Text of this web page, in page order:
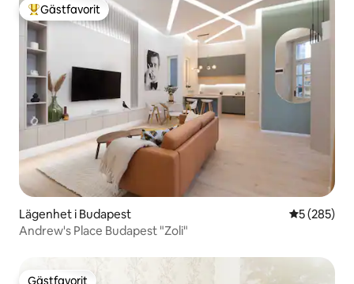
Populär gästfavorit
Gästfavorit
Lägenhet i Budapest 5 av 5 i
5 (285)
Andrew's Place Budapest "Zoli"
Gästfavorit